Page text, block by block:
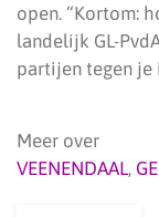
open. “Kortom:
landelijk GL-
partijen tegen je
Meer over
VEENENDAAL,